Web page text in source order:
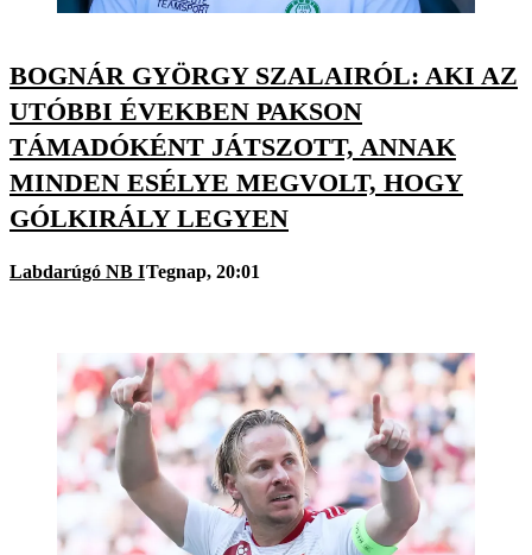
BOGNÁR GYÖRGY SZALAIRÓL: AKI AZ
UTÓBBI ÉVEKBEN PAKSON
TÁMADÓKÉNT JÁTSZOTT, ANNAK
MINDEN ESÉLYE MEGVOLT, HOGY
GÓLKIRÁLY LEGYEN
Labdarúgó NB ITegnap, 20:01